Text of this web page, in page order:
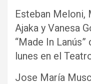
Esteban Meloni,
Ajaka y Vanesa
“Made In
lunes en el
Jose María